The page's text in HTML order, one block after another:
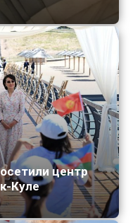
центр
Куле